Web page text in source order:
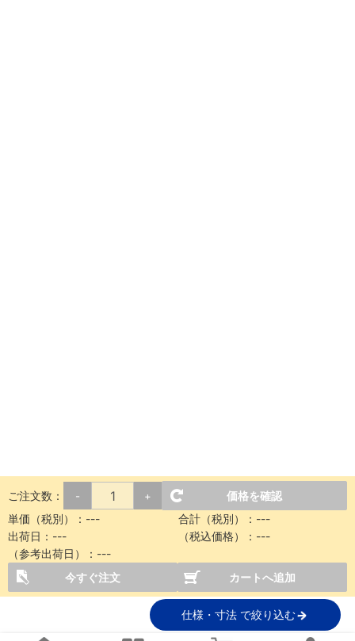
ご注文数： - +
価格を確認
単価（税別）： --- 合計（税別）： ---
出荷日： --- （税込価格）： ---
（参考出荷日）： ---
今すぐ注文
カートへ追加
仕様・寸法 で絞り込む